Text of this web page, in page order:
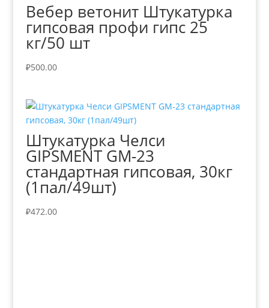
Вебер ветонит Штукатурка
гипсовая профи гипс 25
кг/50 шт
₽500.00
Штукатурка Челси
GIPSMENT GM-23
стандартная гипсовая, 30кг
(1пал/49шт)
₽472.00